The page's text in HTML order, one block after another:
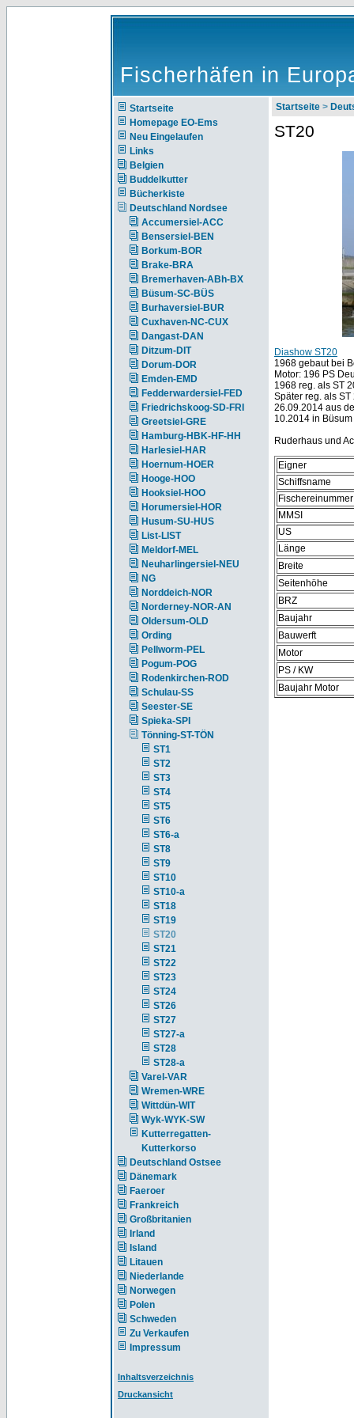
Fischerhäfen in
Startseite
Homepage EO-Ems
Neu Eingelaufen
Links
Belgien
Buddelkutter
Bücherkiste
Deutschland Nordsee
Accumersiel-ACC
Bensersiel-BEN
Borkum-BOR
Brake-BRA
Bremerhaven-ABh-BX
Büsum-SC-BÜS
Burhaversiel-BUR
Cuxhaven-NC-CUX
Dangast-DAN
Ditzum-DIT
Dorum-DOR
Emden-EMD
Fedderwardersiel-FED
Friedrichskoog-SD-FRI
Greetsiel-GRE
Hamburg-HBK-HF-HH
Harlesiel-HAR
Hoernum-HOER
Hooge-HOO
Hooksiel-HOO
Horumersiel-HOR
Husum-SU-HUS
List-LIST
Meldorf-MEL
Neuharlingersiel-NEU
NG
Norddeich-NOR
Norderney-NOR-AN
Oldersum-OLD
Ording
Pellworm-PEL
Pogum-POG
Rodenkirchen-ROD
Schulau-SS
Seester-SE
Spieka-SPI
Tönning-ST-TÖN
ST1
ST2
ST3
ST4
ST5
ST6
ST6-a
ST8
ST9
ST10
ST10-a
ST18
ST19
ST20
ST21
ST22
ST23
ST24
ST26
ST27
ST27-a
ST28
ST28-a
Varel-VAR
Wremen-WRE
Wittdün-WIT
Wyk-WYK-SW
Kutterregatten-
Kutterkorso
Deutschland Ostsee
Dänemark
Faeroer
Frankreich
Großbritanien
Irland
Island
Litauen
Niederlande
Norwegen
Polen
Schweden
Zu Verkaufen
Impressum
Inhaltsverzeichnis
Druckansicht
Startseite >
ST20
Diashow ST20
1968 gebaut bei
Motor: 196 PS
1968 reg. als ST
Später reg. als
26.09.2014 aus
10.2014 in
Ruderhaus und
Eigner
Schiffsname
Fischereinummer
MMSI
US
Länge
Breite
Seitenhöhe
BRZ
Baujahr
Bauwerft
Motor
PS / KW
Baujahr Motor